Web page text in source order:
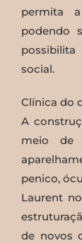
permita
podendo
social.
Clínica do
A
meio de
penico,
Laurent
de novos